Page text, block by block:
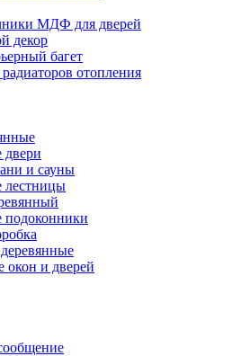
МДФ для дверей
декор
багет
отопления
двери
и сауны
лестницы
подоконники
окон и дверей